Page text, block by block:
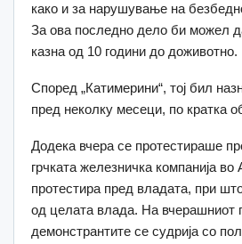
како и за нарушување на
За ова последно дело би можел
казна од 10 години до доживотно.
Според „Катимерини“, тој бил
пред неколку месеци, по кратка
Додека вчера се протестираше
грчката железничка компанија
протестира пред владата, при
од целата влада. На вчерашниот
демонстрантите се судрија со